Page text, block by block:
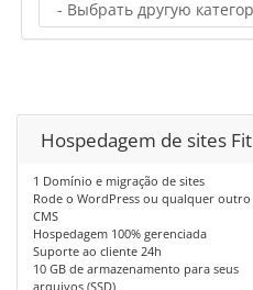
Hospedagem de sites Fit
1 Domínio e migração de sites
Rode o WordPress ou qualquer outro
CMS
Hospedagem 100% gerenciada
Suporte ao cliente 24h
10 GB de armazenamento para seus
arquivos (SSD)